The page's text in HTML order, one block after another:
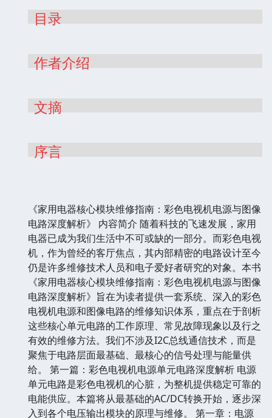
目录
作者介绍
文摘
序言
《家用电器核心模块维修指南：彩色电视机电源与图像
电路深度解析》 内容简介 随着科技的飞速发展，家用
电器已成为我们生活中不可或缺的一部分。而彩色电视
机，作为曾经的客厅焦点，其内部精密的电路设计至今
仍是许多维修技术人员和电子爱好者研究的对象。本书
《家用电器核心模块维修指南：彩色电视机电源与图像
电路深度解析》旨在为读者提供一套系统、深入的彩色
电视机电源和图像电路的维修知识体系，重点在于剖析
这些核心单元电路的工作原理、常见故障现象以及行之
有效的维修方法。我们不涉及I2C总线通信技术，而是
聚焦于电路层面最基础、最核心的信号处理与能量供
给。 第一篇：彩色电视机电源单元电路深度解析 电源
单元电路是彩色电视机的心脏，为整机提供稳定可靠的
电能供应。本篇将从最基础的AC/DC转换开始，逐步深
入到各个电压输出模块的原理与维修。 第一章：电源